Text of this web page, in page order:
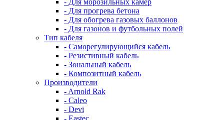
- Для морозильных камер
- Для прогрева бетона
- Для обогрева газовых баллонов
- Для газонов и футбольных полей
Тип кабеля
- Саморегулирующийся кабель
- Резистивный кабель
- Зональный кабель
- Композитный кабель
Производители
- Arnold Rak
- Caleo
- Devi
- Eastec